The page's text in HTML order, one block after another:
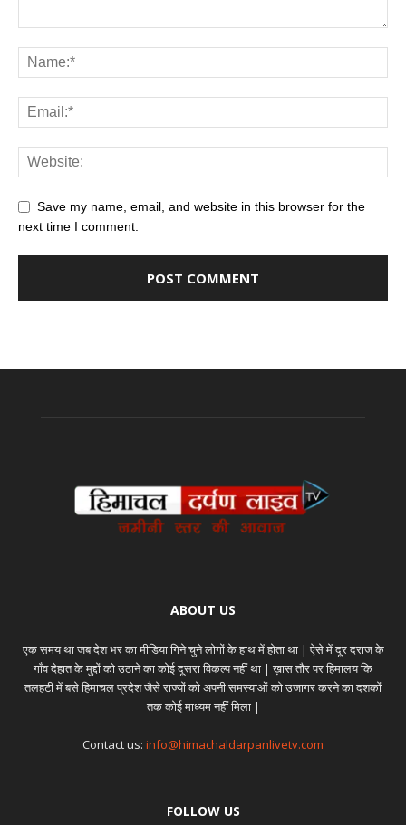
Save my name, email, and website in this browser for the
next time I comment.
ABOUT US
एक समय था जब देश भर का मीडिया गिने चुने लोगों के हाथ में होता था | ऐसे में दूर दराज के
गाँव देहात के मुद्दों को उठाने का कोई दूसरा विकल्प नहीं था | ख़ास तौर पर हिमालय कि
तलहटी में बसे हिमाचल प्रदेश जैसे राज्यों को अपनी समस्याओं को उजागर करने का दशकों
तक कोई माध्यम नहीं मिला |
Contact us: info@himachaldarpanlivetv.com
FOLLOW US